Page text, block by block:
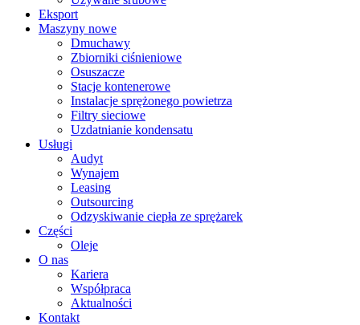
Eksport
Maszyny nowe
Dmuchawy
Zbiorniki ciśnieniowe
Osuszacze
Stacje kontenerowe
Instalacje sprężonego powietrza
Filtry sieciowe
Uzdatnianie kondensatu
Usługi
Audyt
Wynajem
Leasing
Outsourcing
Odzyskiwanie ciepła ze sprężarek
Części
Oleje
O nas
Kariera
Współpraca
Aktualności
Kontakt